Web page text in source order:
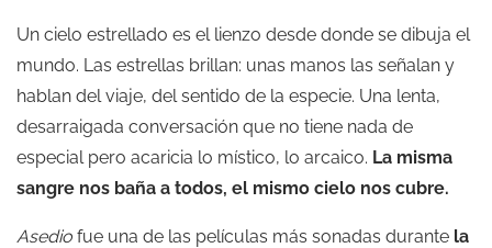
Un cielo estrellado es el lienzo desde donde se dibuja el
mundo. Las estrellas brillan: unas manos las señalan y
hablan del viaje, del sentido de la especie. Una lenta,
desarraigada conversación que no tiene nada de
especial pero acaricia lo místico, lo arcaico. La misma
sangre nos baña a todos, el mismo cielo nos cubre.
Asedio fue una de las películas más sonadas durante la